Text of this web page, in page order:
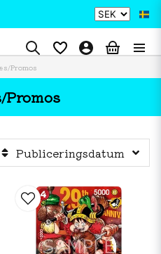
Promos
Promos
Publiceringsdatum